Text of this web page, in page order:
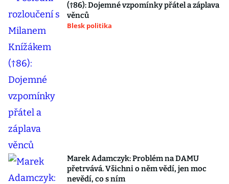
(†86): Dojemné vzpomínky přátel a záplava
věnců
Blesk politika
Marek Adamczyk: Problém na DAMU
přetrvává. Všichni o něm vědí, jen moc
nevědí, co s ním